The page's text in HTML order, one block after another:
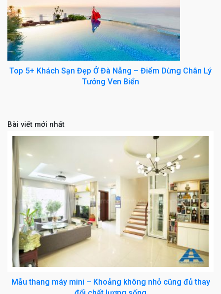
Top 5+ Khách Sạn Đẹp Ở Đà Nẵng – Điểm Dừng Chân Lý
Tưởng Ven Biển
Bài viết mới nhất
Mẫu thang máy mini – Khoảng không nhỏ cũng đủ thay